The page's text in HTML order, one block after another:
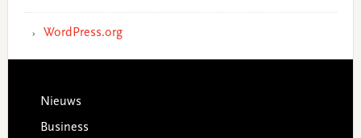
WordPress.org
Footer
Nieuws
Business